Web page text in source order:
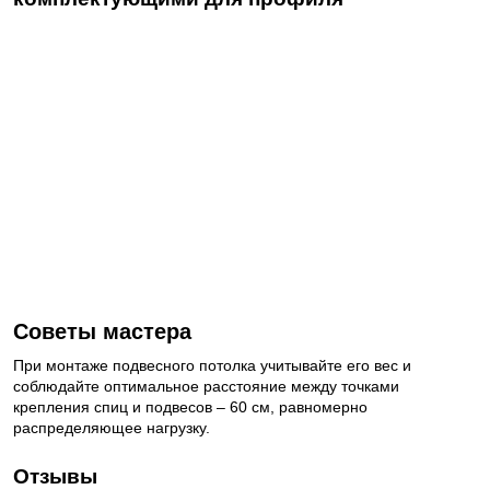
Советы мастера
При монтаже подвесного потолка учитывайте его вес и
соблюдайте оптимальное расстояние между точками
крепления спиц и подвесов – 60 см, равномерно
распределяющее нагрузку.
Отзывы